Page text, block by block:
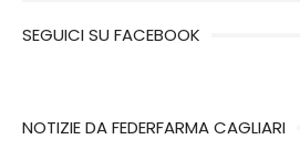
SEGUICI SU FACEBOOK
NOTIZIE DA FEDERFARMA CAGLIARI